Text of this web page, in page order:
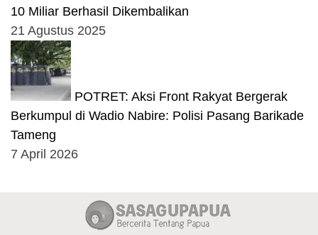
10 Miliar Berhasil Dikembalikan
21 Agustus 2025
POTRET: Aksi Front Rakyat Bergerak
Berkumpul di Wadio Nabire: Polisi Pasang Barikade
Tameng
7 April 2026